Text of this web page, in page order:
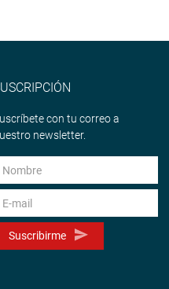
con tu correo a
newsletter.
Suscribirme